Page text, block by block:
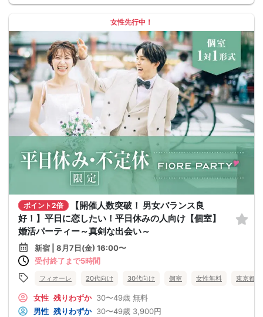
女性先行中！
ポイント2倍
【開催人数突破！ 男女バランス良
好！】平日に恋したい！平日休みの人向け【個室】
婚活パーティー～真剣な出会い～
新宿 | 8月7日(金) 16:00〜
受付終了まで5時間
フィオーレ 20代向け 30代向け 個室 女性無料 東京都
女性 残りわずか 30〜49歳 無料
男性 残りわずか 30〜49歳 3,900円